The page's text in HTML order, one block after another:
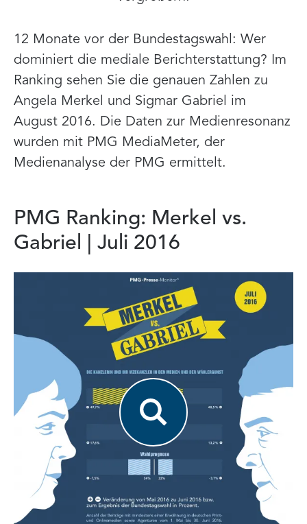
12 Monate vor der Bundestagswahl: Wer
dominiert die mediale Berichterstattung? Im
Ranking sehen Sie die genauen Zahlen zu
Angela Merkel und Sigmar Gabriel im
August 2016. Die Daten zur Medienresonanz
wurden mit PMG MediaMeter, der
Medienanalyse der PMG ermittelt.
PMG Ranking: Merkel vs.
Gabriel | Juli 2016